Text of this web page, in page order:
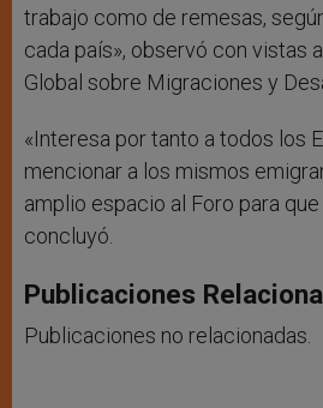
trabajo como de remesas,
cada país», observó con vistas
Global sobre Migraciones y
«Interesa por tanto a todos los
mencionar a los mismos
amplio espacio al Foro para
concluyó.
Publicaciones
Publicaciones no relacionadas.